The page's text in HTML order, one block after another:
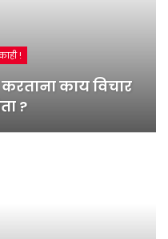
!
काय विचार
?